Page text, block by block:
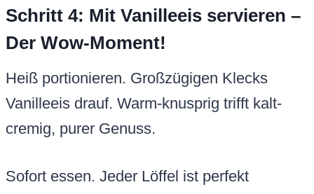
Schritt 4: Mit Vanilleeis servieren –
Der Wow-Moment!
Heiß portionieren. Großzügigen Klecks
Vanilleeis drauf. Warm-knusprig trifft kalt-
cremig, purer Genuss.
Sofort essen. Jeder Löffel ist perfekt